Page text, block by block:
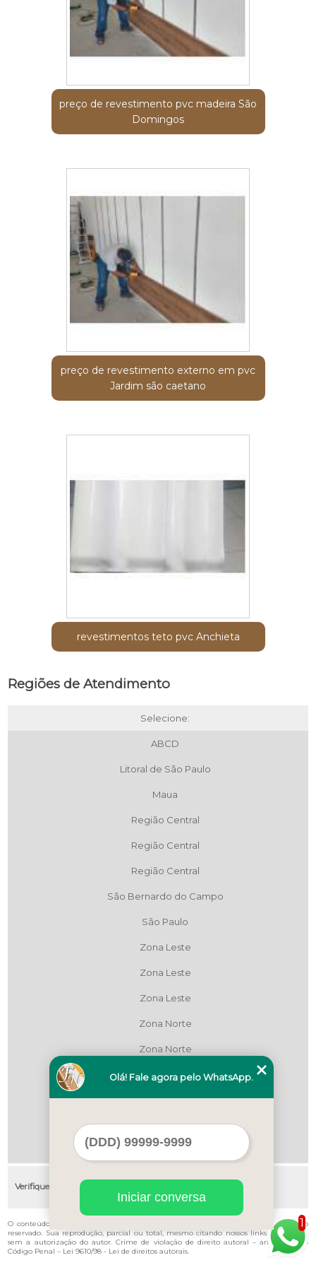
preço de revestimento pvc madeira São
Domingos
preço de revestimento externo em pvc
Jardim são caetano
revestimentos teto pvc Anchieta
Regiões de Atendimento
Selecione:
ABCD
Litoral de São Paulo
Maua
Região Central
Região Central
Região Central
São Bernardo do Campo
São Paulo
Zona Leste
Zona Leste
Zona Leste
Zona Norte
Zona Norte
Zona Oeste
Zona Oeste
Zona Sul
Verifique as regiões que atendemos
O conteúdo do texto "
" é de direito
reservado. Sua reprodução, parcial ou total, mesmo citando nossos links, é proibida
sem a autorização do autor. Crime de violação de direito autoral – artigo 184 do
Código Penal – Lei 9610/98 - Lei de direitos autorais.
1
Olá! Fale agora pelo WhatsApp.
Iniciar conversa